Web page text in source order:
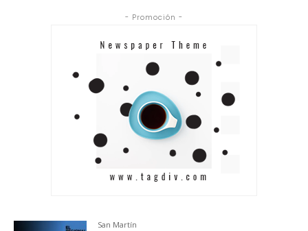
- Promoción -
San Martín